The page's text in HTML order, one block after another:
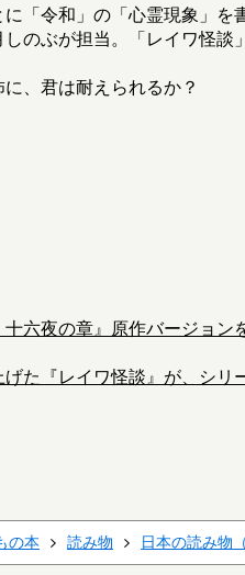
「令和」の「心霊現象」を
のぶが担当。「レイワ怪談
、君は耐えられるか？
六夜の章』原作バージョン
た『レイワ怪談』が、シリ
の本 読み物 日本の読み物